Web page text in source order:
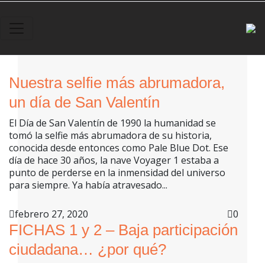
×
Nuestra selfie más abrumadora,
un día de San Valentín
El Día de San Valentín de 1990 la humanidad se
tomó la selfie más abrumadora de su historia,
conocida desde entonces como Pale Blue Dot. Ese
día de hace 30 años, la nave Voyager 1 estaba a
punto de perderse en la inmensidad del universo
para siempre. Ya había atravesado...
febrero 27, 2020 0
FICHAS 1 y 2 – Baja participación
ciudadana… ¿por qué?